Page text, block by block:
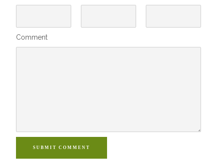
Comment
SUBMIT COMMENT